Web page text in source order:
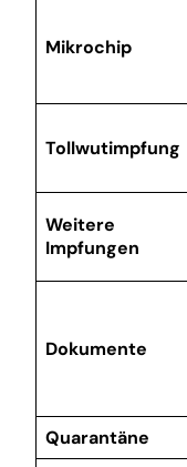
Mikrochip
Tollwutimpfung
Weitere
Impfungen
Dokumente
Quarantäne